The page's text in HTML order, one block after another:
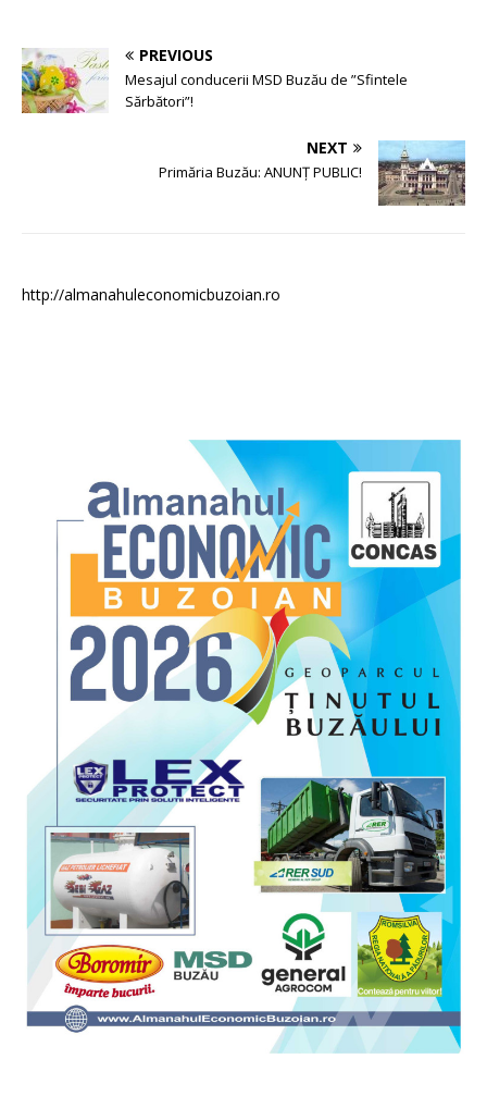
PREVIOUS
Mesajul conducerii MSD Buzău de ”Sfintele
Sărbători”!
NEXT
Primăria Buzău: ANUNȚ PUBLIC!
http://almanahuleconomicbuzoian.ro